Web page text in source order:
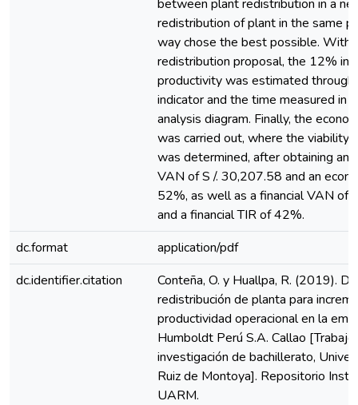
between plant redistribution in a
redistribution of plant in the same
way chose the best possible. With
redistribution proposal, the 12%
productivity was estimated through
indicator and the time measured in
analysis diagram. Finally, the
was carried out, where the viability
was determined, after obtaining an
VAN of S /. 30,207.58 and an
52%, as well as a financial VAN of
and a financial TIR of 42%.
dc.format
application/pdf
dc.identifier.citation
Conteña, O. y Huallpa, R. (2019).
redistribución de planta para
productividad operacional en la
Humboldt Perú S.A. Callao
investigación de bachillerato,
Ruiz de Montoya]. Repositorio
UARM.